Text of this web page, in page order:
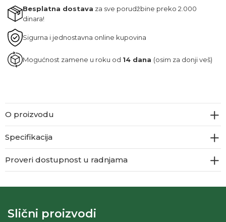
Besplatna dostava za sve porudžbine preko 2.000
dinara!
Sigurna i jednostavna online kupovina
Mogućnost zamene u roku od 14 dana (osim za donji veš)
O proizvodu
Specifikacija
Proveri dostupnost u radnjama
Slični proizvodi